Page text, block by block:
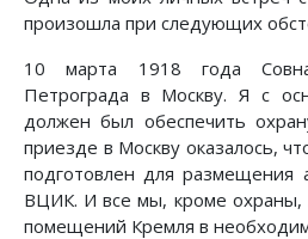
произошла при следующих
10 марта 1918 года
Петрограда в Москву. Я с
должен был обеспечить
приезде в Москву оказалось,
подготовлен для размещения
ВЦИК. И все мы, кроме охраны,
помещений Кремля в